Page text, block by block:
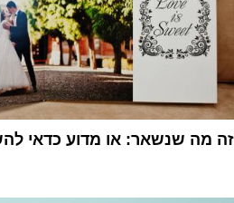
זה מה שנשאר: או מדוע כדאי